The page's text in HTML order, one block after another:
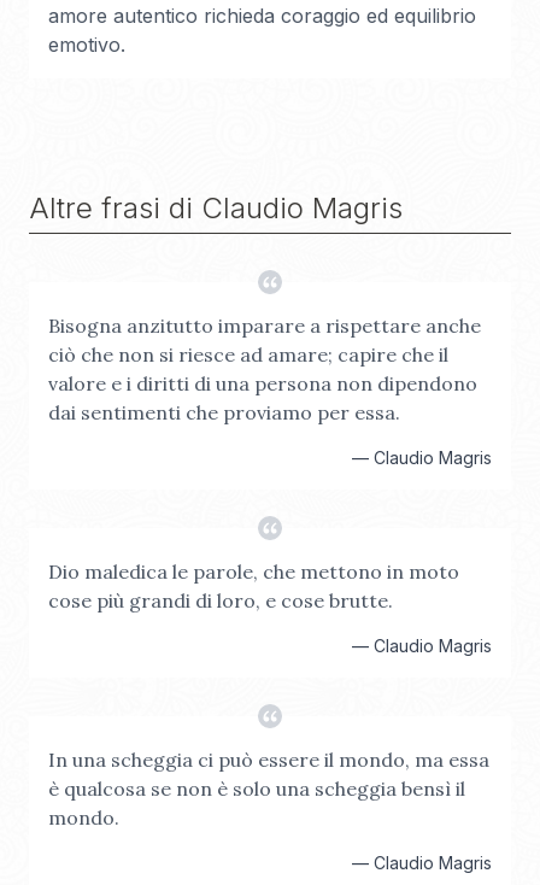
amore autentico richieda coraggio ed equilibrio
emotivo.
Altre frasi di Claudio Magris
Bisogna anzitutto imparare a rispettare anche
ciò che non si riesce ad amare; capire che il
valore e i diritti di una persona non dipendono
dai sentimenti che proviamo per essa.
— Claudio Magris
Dio maledica le parole, che mettono in moto
cose più grandi di loro, e cose brutte.
— Claudio Magris
In una scheggia ci può essere il mondo, ma essa
è qualcosa se non è solo una scheggia bensì il
mondo.
— Claudio Magris